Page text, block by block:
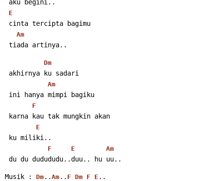
aku begini..
E
cinta tercipta bagimu
Am
tiada artinya..
Dm
akhirnya ku sadari
Am
ini hanya mimpi bagiku
F
karna kau tak mungkin akan
E
ku miliki..
F E Am
du du dudududu..duu.. hu uu..
Musik : Dm .. Am .. F Dm F E ..